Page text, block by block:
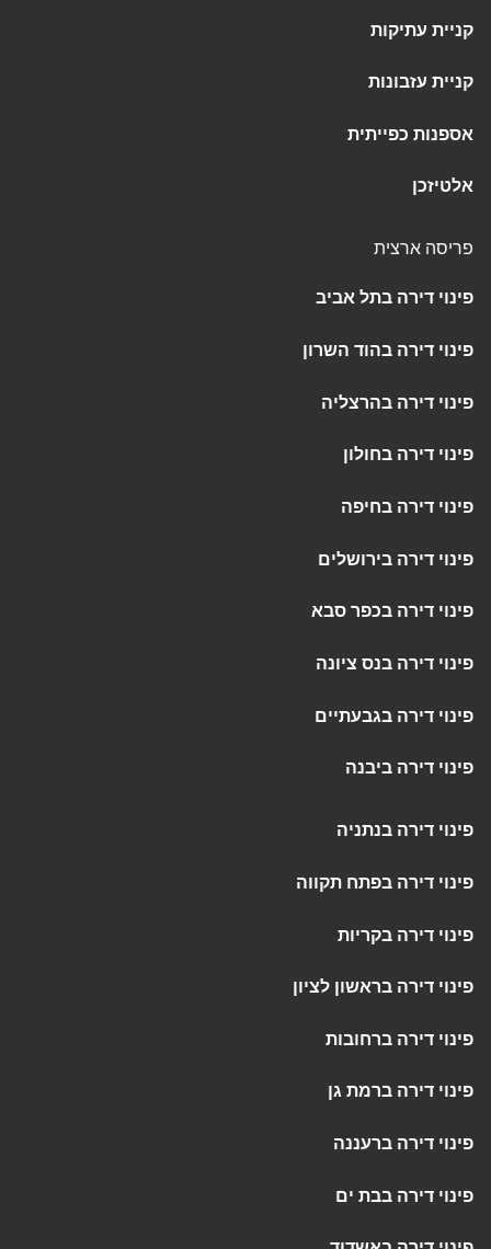
קניית עתיקות
קניית עזבונות
אספנות כפייתית
אלטיזכן
פריסה ארצית
פינוי דירה בתל אביב
פינוי דירה בהוד השרון
פינוי דירה בהרצליה
פינוי דירה בחולון
פינוי דירה בחיפה
פינוי דירה בירושלים
פינוי דירה בכפר סבא
פינוי דירה בנס ציונה
פינוי דירה בגבעתיים
פינוי דירה ביבנה
פינוי דירה בנתניה
פינוי דירה בפתח תקווה
פינוי דירה בקריות
פינוי דירה בראשון לציון
פינוי דירה ברחובות
פינוי דירה ברמת גן
פינוי דירה ברעננה
פינוי דירה בבת ים